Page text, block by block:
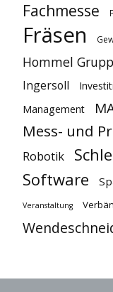
Fachmesse
Fräsen
Hommel
Ingersoll
Management
Mess- und
Robotik
Software
Veranstaltung